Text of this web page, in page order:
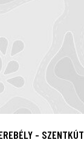
- SZENTKÚT